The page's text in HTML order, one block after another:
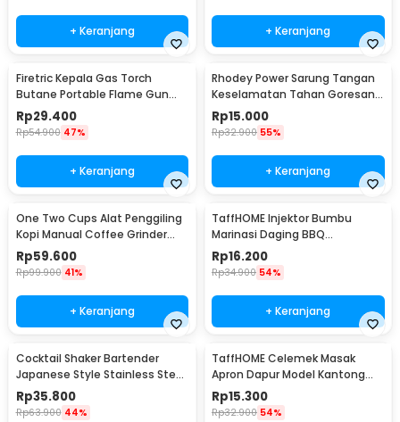
+ Keranjang + Keranjang
Firetric Kepala Gas Torch
Butane Portable Flame Gun
Adjustable - 807
Rp29.400
Rp54.900 47%
+ Keranjang
Rhodey Power Sarung Tangan
Keselamatan Tahan Goresan
Pisau - EN388
Rp15.000
Rp32.900 55%
+ Keranjang
One Two Cups Alat Penggiling
Kopi Manual Coffee Grinder
Portable - WFCG9800
Rp59.600
Rp99.900 41%
+ Keranjang
TaffHOME Injektor Bumbu
Marinasi Daging BBQ
Seasoning Injector - HC117
Rp16.200
Rp34.900 54%
+ Keranjang
Cocktail Shaker Bartender
Japanese Style Stainless Steel
200ml
Rp35.800
Rp63.900 44%
TaffHOME Celemek Masak
Apron Dapur Model Kantong
Pola Spatula - JJ41
Rp15.300
Rp32.900 54%